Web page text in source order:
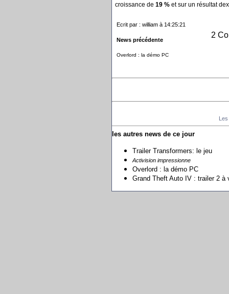
croissance de 19 % et sur un résultat
Ecrit par : william à 14:25:21
News précédente
2
Overlord : la démo PC
les autres news de ce jour
Trailer Transformers: le jeu
Activision impressionne
Overlord : la démo PC
Grand Theft Auto IV : trailer 2 à